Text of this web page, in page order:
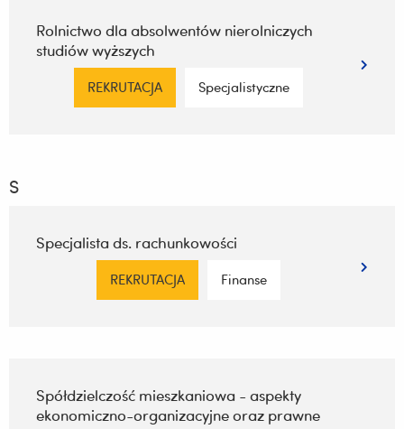
Rolnictwo dla absolwentów nierolniczych
studiów wyższych
REKRUTACJA Specjalistyczne
S
Specjalista ds. rachunkowości
REKRUTACJA Finanse
Spółdzielczość mieszkaniowa - aspekty
ekonomiczno-organizacyjne oraz prawne